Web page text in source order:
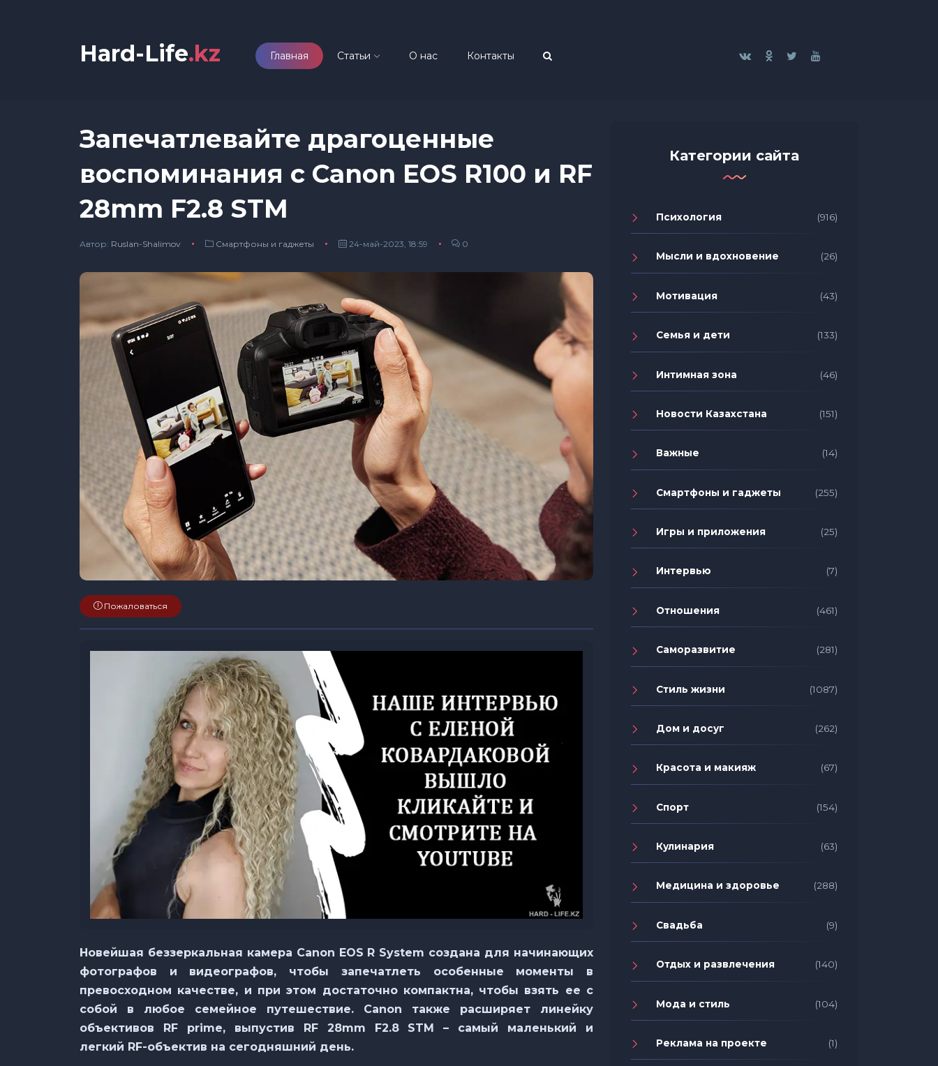
Hard-Life.kz Главная Статьи О нас Контакты
Запечатлевайте драгоценные
воспоминания с Canon EOS R100 и RF
28mm F2.8 STM
Автор: Ruslan-Shalimov Смартфоны и гаджеты 24-май-2023, 18:59 0
Пожаловаться
Новейшая беззеркальная камера Canon EOS R System создана для начинающих
фотографов и видеографов, чтобы запечатлеть особенные моменты в
превосходном качестве, и при этом достаточно компактна, чтобы взять ее с
собой в любое семейное путешествие. Canon также расширяет линейку
объективов RF prime, выпустив RF28mm F2.8 STM – самый маленький и
легкий RF-объектив на сегодняшний день.
Категории сайта
Психология (916)
Мысли и вдохновение (26)
Мотивация (43)
Семья и дети (133)
Интимная зона (46)
Новости Казахстана (151)
Важные (14)
Смартфоны и гаджеты (255)
Игры и приложения (25)
Интервью (7)
Отношения (461)
Саморазвитие (281)
Стиль жизни (1087)
Дом и досуг (262)
Красота и макияж (67)
Спорт (154)
Кулинария (63)
Медицина и здоровье (288)
Свадьба (9)
Отдых и развлечения (140)
Мода и стиль (104)
Реклама на проекте (1)